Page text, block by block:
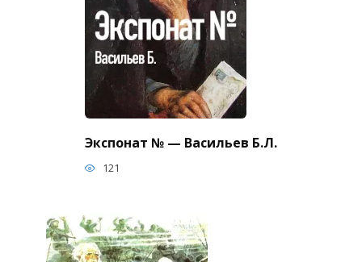
Экспонат № — Васильев Б.Л.
121